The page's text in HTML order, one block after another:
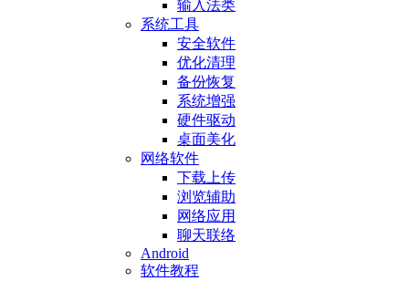
输入法类
系统工具
安全软件
优化清理
备份恢复
系统增强
硬件驱动
桌面美化
网络软件
下载上传
浏览辅助
网络应用
聊天联络
Android
软件教程